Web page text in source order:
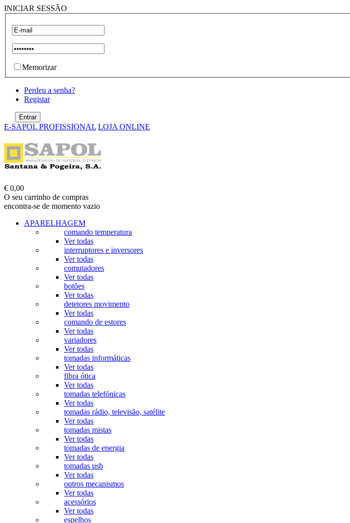
INICIAR SESSÃO
Memorizar
Perdeu a senha?
Registar
E-SAPOL PROFISSIONAL LOJA ONLINE
€ 0,00
O seu carrinho de compras
encontra-se de momento vazio
APARELHAGEM
comando temperatura
Ver todas
interruptores e inversores
Ver todas
comutadores
Ver todas
botões
Ver todas
detetores movimento
Ver todas
comando de estores
Ver todas
variadores
Ver todas
tomadas informáticas
Ver todas
fibra ótica
Ver todas
tomadas telefónicas
Ver todas
tomadas rádio, televisão, satélite
Ver todas
tomadas mistas
Ver todas
tomadas de energia
Ver todas
tomadas usb
Ver todas
outros mecanismos
Ver todas
acessórios
Ver todas
espelhos